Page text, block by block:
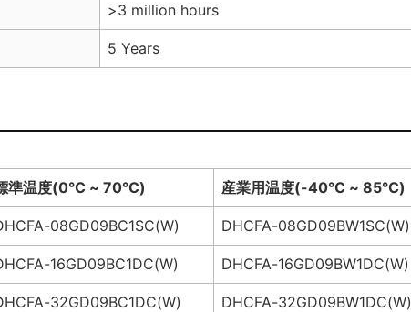
>3 million hours
5 Years
準温度(0°C ~ 70°C) 産業用温度(-40°C ~ 85°C)
08GD09BC1SC(W) DHCFA-08GD09BW1SC(W)
16GD09BC1DC(W) DHCFA-16GD09BW1DC(W)
32GD09BC1DC(W) DHCFA-32GD09BW1DC(W)